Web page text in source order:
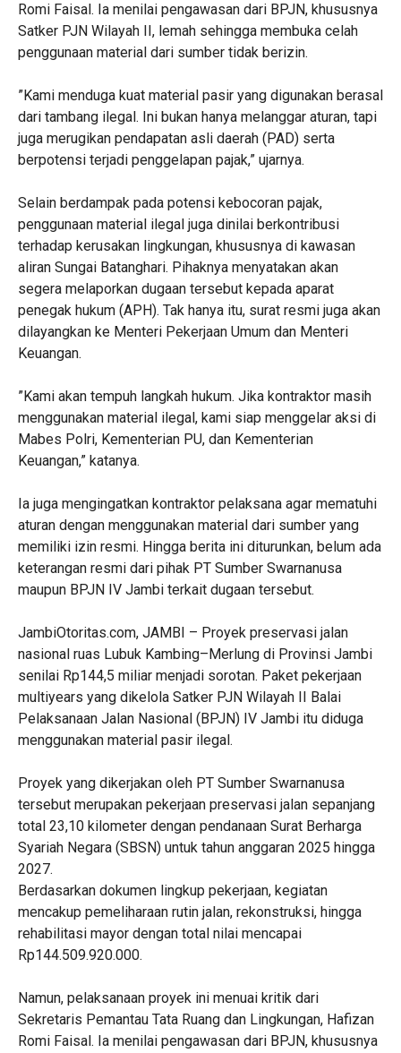
Romi Faisal. Ia menilai pengawasan dari BPJN, khususnya
Satker PJN Wilayah II, lemah sehingga membuka celah
penggunaan material dari sumber tidak berizin.
‎”Kami menduga kuat material pasir yang digunakan berasal
dari tambang ilegal. Ini bukan hanya melanggar aturan, tapi
juga merugikan pendapatan asli daerah (PAD) serta
berpotensi terjadi penggelapan pajak,” ujarnya.
Selain berdampak pada potensi kebocoran pajak,
penggunaan material ilegal juga dinilai berkontribusi
terhadap kerusakan lingkungan, khususnya di kawasan
aliran Sungai Batanghari. Pihaknya menyatakan akan
segera melaporkan dugaan tersebut kepada aparat
penegak hukum (APH). Tak hanya itu, surat resmi juga akan
dilayangkan ke Menteri Pekerjaan Umum dan Menteri
Keuangan.
‎”Kami akan tempuh langkah hukum. Jika kontraktor masih
menggunakan material ilegal, kami siap menggelar aksi di
Mabes Polri, Kementerian PU, dan Kementerian
Keuangan,” katanya.
Ia juga mengingatkan kontraktor pelaksana agar mematuhi
aturan dengan menggunakan material dari sumber yang
memiliki izin resmi. Hingga berita ini diturunkan, belum ada
keterangan resmi dari pihak PT Sumber Swarnanusa
maupun BPJN IV Jambi terkait dugaan tersebut.
JambiOtoritas.com, JAMBI – Proyek preservasi jalan
nasional ruas Lubuk Kambing–Merlung di Provinsi Jambi
senilai Rp144,5 miliar menjadi sorotan. Paket pekerjaan
multiyears yang dikelola Satker PJN Wilayah II Balai
Pelaksanaan Jalan Nasional (BPJN) IV Jambi itu diduga
menggunakan material pasir ilegal.
Proyek yang dikerjakan oleh PT Sumber Swarnanusa
tersebut merupakan pekerjaan preservasi jalan sepanjang
total 23,10 kilometer dengan pendanaan Surat Berharga
Syariah Negara (SBSN) untuk tahun anggaran 2025 hingga
2027.
‎Berdasarkan dokumen lingkup pekerjaan, kegiatan
mencakup pemeliharaan rutin jalan, rekonstruksi, hingga
rehabilitasi mayor dengan total nilai mencapai
Rp144.509.920.000.
Namun, pelaksanaan proyek ini menuai kritik dari
Sekretaris Pemantau Tata Ruang dan Lingkungan, Hafizan
Romi Faisal. Ia menilai pengawasan dari BPJN, khususnya